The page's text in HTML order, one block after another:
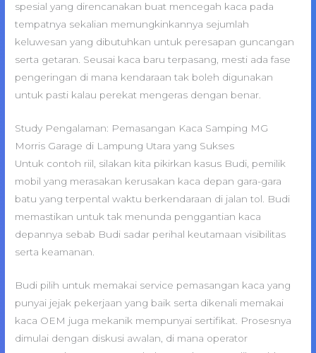
spesial yang direncanakan buat mencegah kaca pada
tempatnya sekalian memungkinkannya sejumlah
keluwesan yang dibutuhkan untuk peresapan guncangan
serta getaran. Seusai kaca baru terpasang, mesti ada fase
pengeringan di mana kendaraan tak boleh digunakan
untuk pasti kalau perekat mengeras dengan benar.
Study Pengalaman: Pemasangan Kaca Samping MG
Morris Garage di Lampung Utara yang Sukses
Untuk contoh riil, silakan kita pikirkan kasus Budi, pemilik
mobil yang merasakan kerusakan kaca depan gara-gara
batu yang terpental waktu berkendaraan di jalan tol. Budi
memastikan untuk tak menunda penggantian kaca
depannya sebab Budi sadar perihal keutamaan visibilitas
serta keamanan.
Budi pilih untuk memakai service pemasangan kaca yang
punyai jejak pekerjaan yang baik serta dikenali memakai
kaca OEM juga mekanik mempunyai sertifikat. Prosesnya
dimulai dengan diskusi awalan, di mana operator